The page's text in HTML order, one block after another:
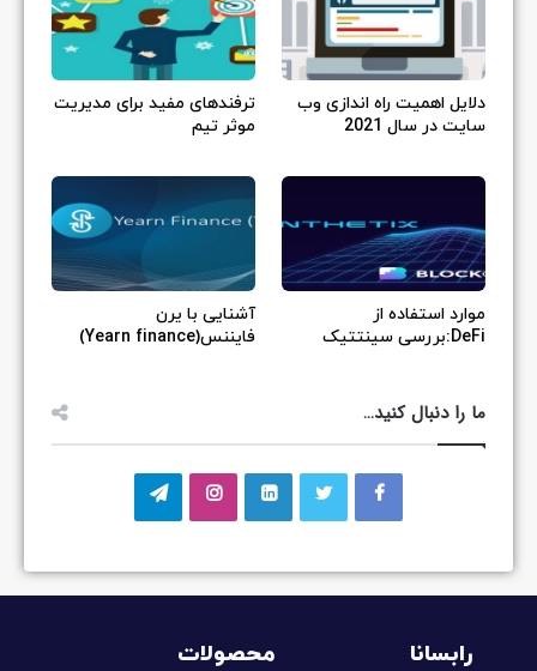
دلایل اهمیت راه اندازی وب
سایت در سال 2021
ترفندهای مفید برای مدیریت
موثر تیم
موارد استفاده از
DeFi:بررسی سینتتیک
آشنایی با یرن
فایننس(Yearn finance)
ما را دنبال کنید…
رابسانا محصولات